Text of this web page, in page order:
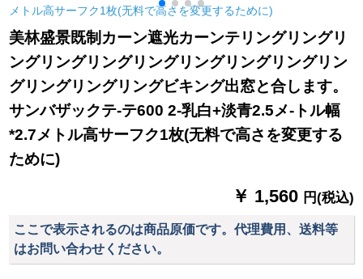
ンです。深い灰は完
全に遮光します。高
さは4.0メトルです。
2.7メトルです。
トン-フック1枚のメ
テルが必要ですか？
美林盛景既制カーン遮光カーンテリングリングリ
ングリングリングリングリングリングリングリン
グリングリングリングビキング出窓と合します。
サンバザックテ-テ600 2-乳白+淡青2.5メ-トル幅
*2.7メトル高サーフク1枚(无料で高さを変更する
ために)
￥ 1,560 円(税込)
ここで表示されるのは商品原価です。代理費用、送料等
はお問い合わせください。